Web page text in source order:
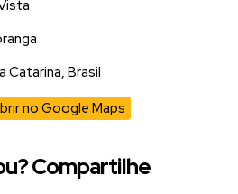
Catarina, Brasil
no Google Maps
Compartilhe